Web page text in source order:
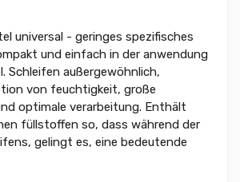
universal - geringes spezifisches
und einfach in der anwendung
Schleifen außergewöhnlich,
von feuchtigkeit, große
optimale verarbeitung. Enthält
füllstoffen so, dass während der
gelingt es, eine bedeutende